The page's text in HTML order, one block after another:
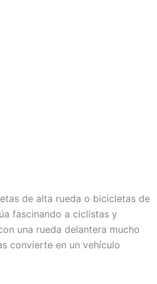
de alta rueda o bicicletas de
fascinando a ciclistas y
una rueda delantera mucho
convierte en un vehículo